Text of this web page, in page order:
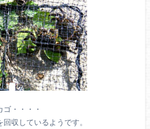
・・・・
収しているようです。